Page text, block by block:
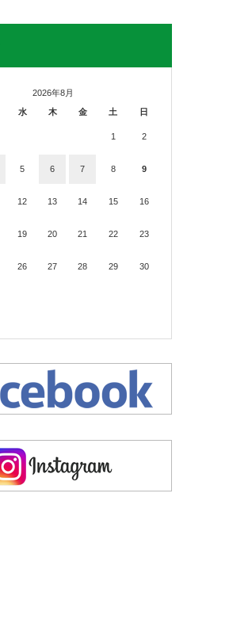
2026年8月
水 木 金 土 日
1 2
5 6 7 8 9
12 13 14 15 16
19 20 21 22 23
26 27 28 29 30